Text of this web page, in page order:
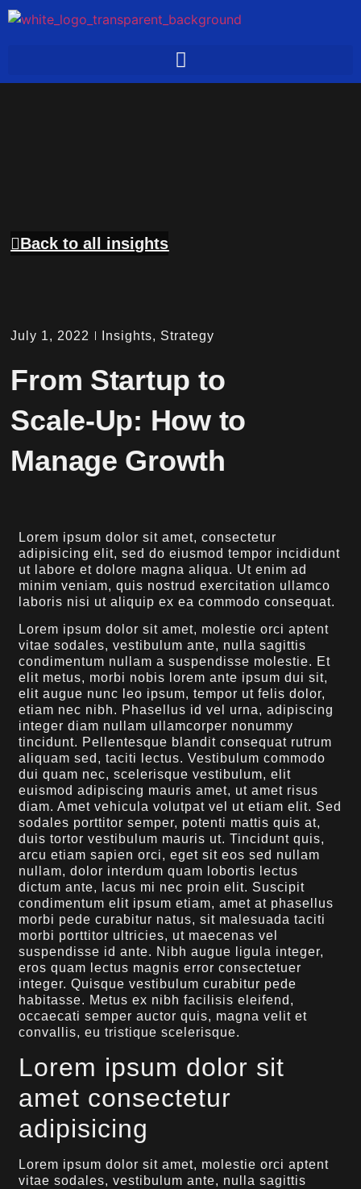
Back to all insights
July 1, 2022 Insights, Strategy
From Startup to
Scale-Up: How to
Manage Growth
Lorem ipsum dolor sit amet, consectetur
adipisicing elit, sed do eiusmod tempor incididunt
ut labore et dolore magna aliqua. Ut enim ad
minim veniam, quis nostrud exercitation ullamco
laboris nisi ut aliquip ex ea commodo consequat.
Lorem ipsum dolor sit amet, molestie orci aptent
vitae sodales, vestibulum ante, nulla sagittis
condimentum nullam a suspendisse molestie. Et
elit metus, morbi nobis lorem ante ipsum dui sit,
elit augue nunc leo ipsum, tempor ut felis dolor,
etiam nec nibh. Phasellus id vel urna, adipiscing
integer diam nullam ullamcorper nonummy
tincidunt. Pellentesque blandit consequat rutrum
aliquam sed, taciti lectus. Vestibulum commodo
dui quam nec, scelerisque vestibulum, elit
euismod adipiscing mauris amet, ut amet risus
diam. Amet vehicula volutpat vel ut etiam elit. Sed
sodales porttitor semper, potenti mattis quis at,
duis tortor vestibulum mauris ut. Tincidunt quis,
arcu etiam sapien orci, eget sit eos sed nullam
nullam, dolor interdum quam lobortis lectus
dictum ante, lacus mi nec proin elit. Suscipit
condimentum elit ipsum etiam, amet at phasellus
morbi pede curabitur natus, sit malesuada taciti
morbi porttitor ultricies, ut maecenas vel
suspendisse id ante. Nibh augue ligula integer,
eros quam lectus magnis error consectetuer
integer. Quisque vestibulum curabitur pede
habitasse. Metus ex nibh facilisis eleifend,
occaecati semper auctor quis, magna velit et
convallis, eu tristique scelerisque.
Lorem ipsum dolor sit
amet consectetur
adipisicing
Lorem ipsum dolor sit amet, molestie orci aptent
vitae sodales, vestibulum ante, nulla sagittis